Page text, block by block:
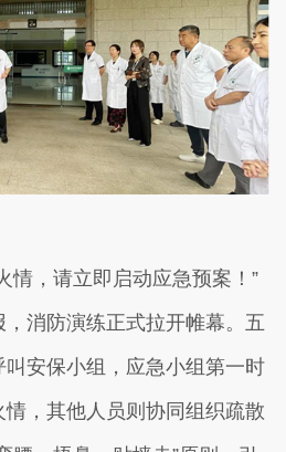
情，请立即启动应急预案！”
消防演练正式拉开帷幕。五
安保小组，应急小组第一时
，其他人员则协同组织疏散